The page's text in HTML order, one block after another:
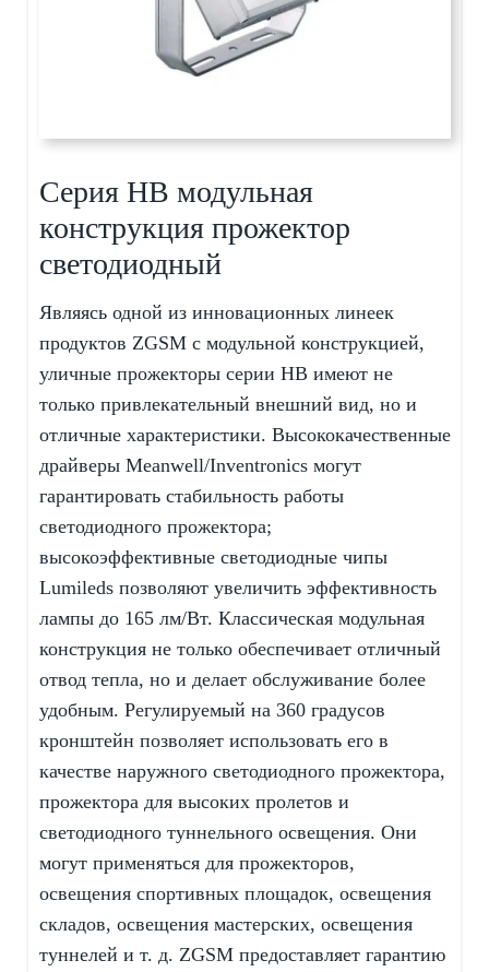
Серия HB модульная
конструкция прожектор
светодиодный
Являясь одной из инновационных линеек
продуктов ZGSM с модульной конструкцией,
уличные прожекторы серии HB имеют не
только привлекательный внешний вид, но и
отличные характеристики. Высококачественные
драйверы Meanwell/Inventronics могут
гарантировать стабильность работы
светодиодного прожектора;
высокоэффективные светодиодные чипы
Lumileds позволяют увеличить эффективность
лампы до 165 лм/Вт. Классическая модульная
конструкция не только обеспечивает отличный
отвод тепла, но и делает обслуживание более
удобным. Регулируемый на 360 градусов
кронштейн позволяет использовать его в
качестве наружного светодиодного прожектора,
прожектора для высоких пролетов и
светодиодного туннельного освещения. Они
могут применяться для прожекторов,
освещения спортивных площадок, освещения
складов, освещения мастерских, освещения
туннелей и т. д. ZGSM предоставляет гарантию